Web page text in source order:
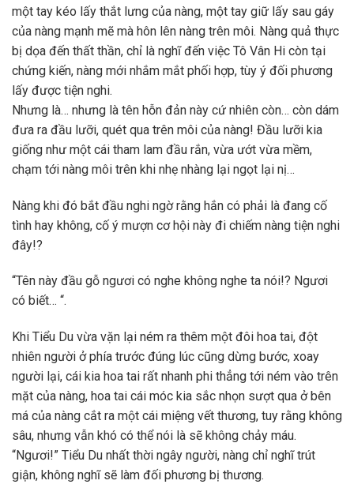
một tay kéo lấy thắt lưng của nàng, một tay giữ lấy sau gáy
của nàng mạnh mẽ mà hôn lên nàng trên môi. Nàng quả thực
bị dọa đến thất thần, chỉ là nghĩ đến việc Tô Vân Hi còn tại
chứng kiến, nàng mới nhắm mắt phối hợp, tùy ý đối phương
lấy được tiện nghi.
Nhưng là… nhưng là tên hỗn đản này cứ nhiên còn… còn dám
đưa ra đầu lưỡi, quét qua trên môi của nàng! Đầu lưỡi kia
giống như một cái tham lam đầu rắn, vừa ướt vừa mềm,
chạm tới nàng môi trên khi nhẹ nhàng lại ngọt lại nị…
Nàng khi đó bắt đầu nghi ngờ rằng hắn có phải là đang cố
tình hay không, cố ý mượn cơ hội này đi chiếm nàng tiện nghi
đây!?
“Tên này đầu gỗ ngươi có nghe không nghe ta nói!? Ngươi
có biết… “.
Khi Tiểu Du vừa vặn lại ném ra thêm một đôi hoa tai, đột
nhiên người ở phía trước đúng lúc cũng dừng bước, xoay
người lại, cái kia hoa tai rất nhanh phi thẳng tới ném vào trên
mặt của nàng, hoa tai cái móc kia sắc nhọn sượt qua ở bên
má của nàng cắt ra một cái miệng vết thương, tuy rằng không
sâu, nhưng vẫn khó có thể nói là sẽ không chảy máu.
“Ngươi!” Tiểu Du nhất thời ngây người, nàng chỉ nghĩ trút
giận, không nghĩ sẽ làm đối phương bị thương.